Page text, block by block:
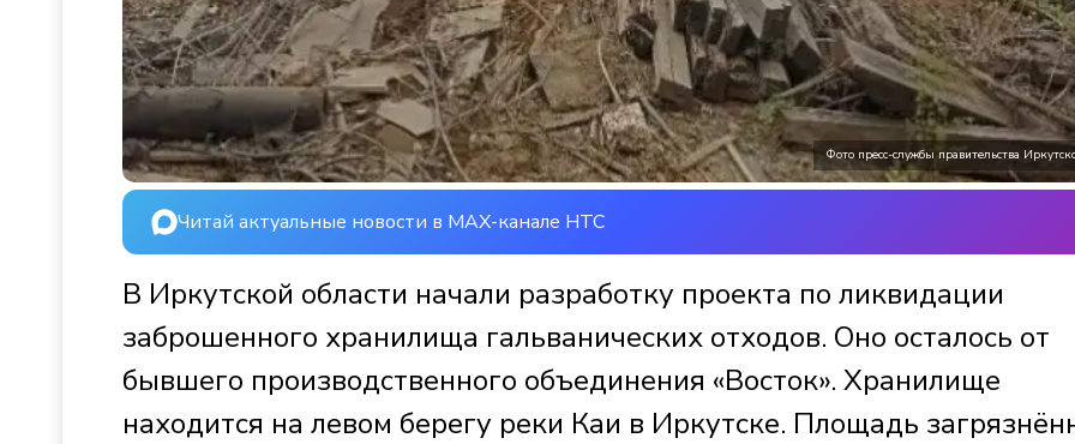
Фото пресс-службы правительства
Читай актуальные новости в MAX-канале НТС
В Иркутской области начали разработку проекта по ликвидации
заброшенного хранилища гальванических отходов. Оно осталось от
бывшего производственного объединения «Восток». Хранилище
находится на левом берегу реки Каи в Иркутске. Площадь